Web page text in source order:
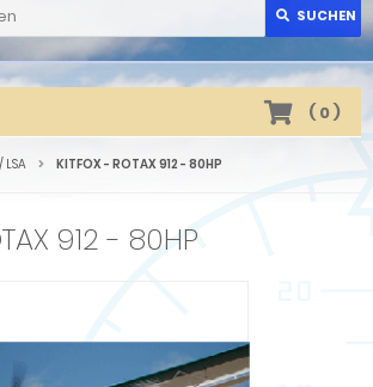
SUCHEN
( 0)
KITFOX - ROTAX 912 - 80HP
912 - 80HP